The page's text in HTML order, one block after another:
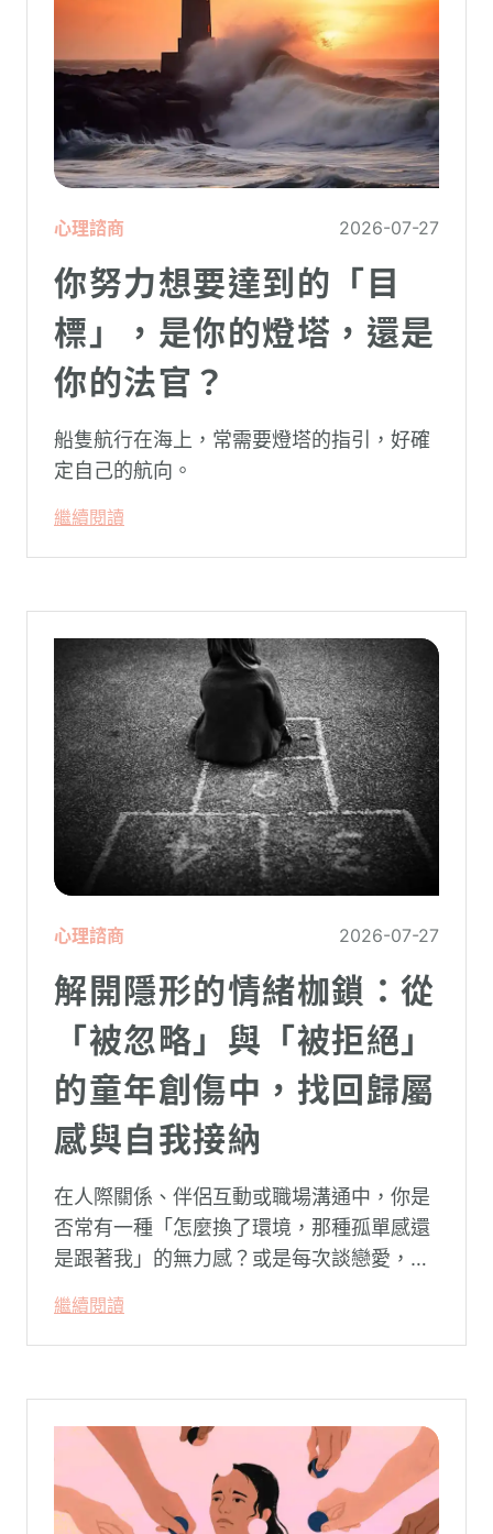
心理諮商 2026-07-27
你努力想要達到的「目
標」，是你的燈塔，還是
你的法官？
船隻航行在海上，常需要燈塔的指引，好確
定自己的航向。
繼續閱讀
心理諮商 2026-07-27
解開隱形的情緒枷鎖：從
「被忽略」與「被拒絕」
的童年創傷中，找回歸屬
感與自我接納
在人際關係、伴侶互動或職場溝通中，你是
否常有一種「怎麼換了環境，那種孤單感還
是跟著我」的無力感？或是每次談戀愛，總
卻演變成兩敗俱傷？
繼續閱讀